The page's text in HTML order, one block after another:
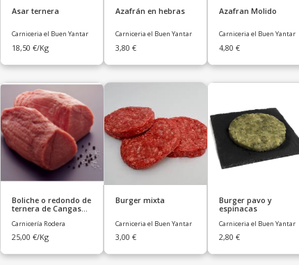
Asar ternera
Carniceria el Buen Yantar
18,50 €/Kg
Azafrán en hebras
Carniceria el Buen Yantar
3,80€
Azafran Molido
Carniceria el Buen Yantar
4,80€
Boliche o redondo de
ternera de Cangas
Carnicería Rodera
25,00 €/Kg
Burger mixta
Carniceria el Buen Yantar
3,00€
Burger pavo y
espinacas
Carniceria el Buen Yantar
2,80€